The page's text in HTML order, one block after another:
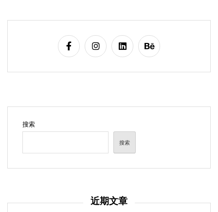
搜索
搜索
近期文章